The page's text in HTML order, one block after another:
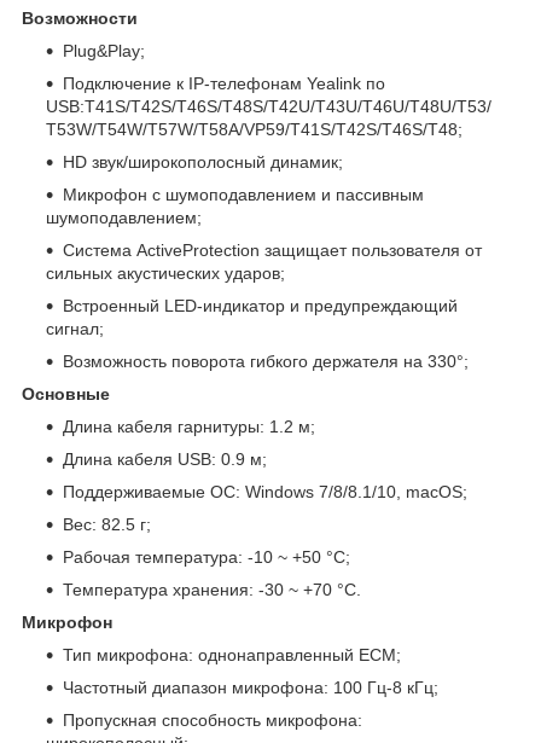
Возможности
Plug&Play;
Подключение к IP-телефонам Yealink по
USB:T41S/T42S/T46S/T48S/T42U/T43U/T46U/T48U/T53/
T53W/T54W/T57W/T58A/VP59/T41S/T42S/T46S/T48;
HD звук/широкополосный динамик;
Микрофон с шумоподавлением и пассивным
шумоподавлением;
Система ActiveProtection защищает пользователя от
сильных акустических ударов;
Встроенный LED-индикатор и предупреждающий
сигнал;
Возможность поворота гибкого держателя на 330°;
Основные
Длина кабеля гарнитуры: 1.2 м;
Длина кабеля USB: 0.9 м;
Поддерживаемые ОС: Windows 7/8/8.1/10, macOS;
Вес: 82.5 г;
Рабочая температура: -10 ~ +50 °C;
Температура хранения: -30 ~ +70 °C.
Микрофон
Тип микрофона: однонаправленный ECM;
Частотный диапазон микрофона: 100 Гц-8 кГц;
Пропускная способность микрофона: